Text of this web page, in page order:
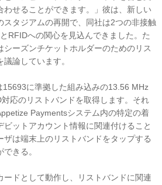
わせることができます。」彼は、新しい
スタジアムの再開で、同社は2つの非接触
RFIDへの関心を見込んできました。た
シーズンチケットホルダーのためのリス
論しています。
15693に準拠した組み込みの13.56 MHz
応のリストバンドを取得します。それ
Paymentsシステム内の特定の着
ビットアカウント情報に関連付けること
ザは端末上のリストバンドをタップする
きる。
ードとして動作し、リストバンドに関連